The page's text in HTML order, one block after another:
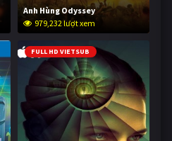
Anh Hùng Odyssey
979,232 lượt xem
FULL HD VIETSUB